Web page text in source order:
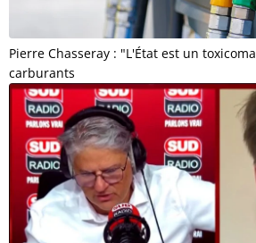
Pierre Chasseray : "L'État est un
carburants